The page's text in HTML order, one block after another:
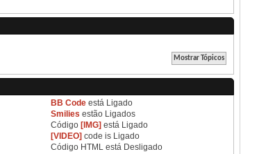
BB Code está Ligado
Smilies estão Ligados
Código [IMG] está Ligado
[VIDEO] code is Ligado
Código HTML está Desligado